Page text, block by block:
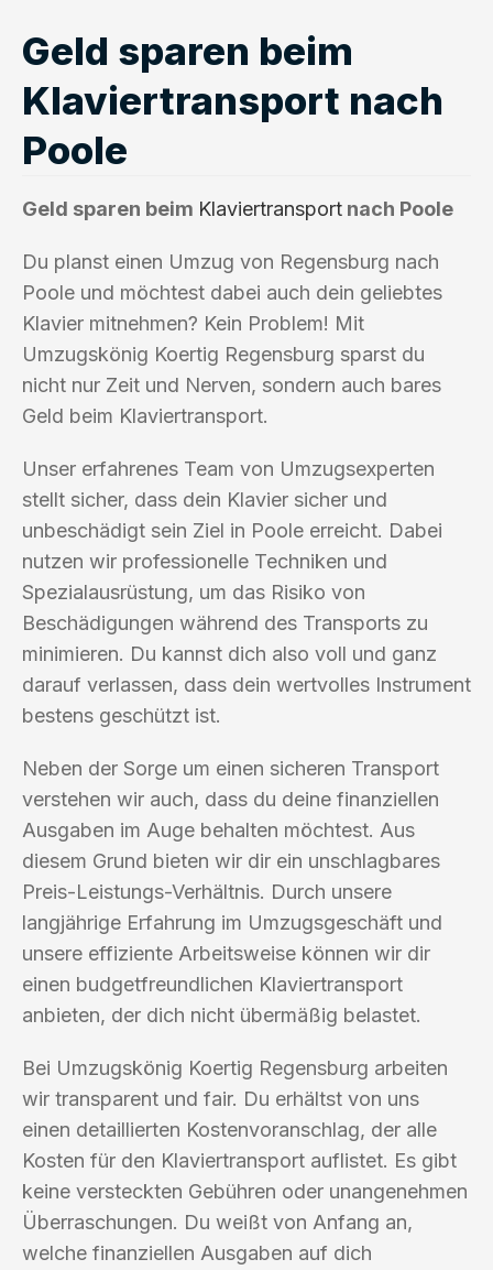
Geld sparen beim
Klaviertransport nach
Poole
Geld sparen beim Klaviertransport nach Poole
Du planst einen Umzug von Regensburg nach
Poole und möchtest dabei auch dein geliebtes
Klavier mitnehmen? Kein Problem! Mit
Umzugskönig Koertig Regensburg sparst du
nicht nur Zeit und Nerven, sondern auch bares
Geld beim Klaviertransport.
Unser erfahrenes Team von Umzugsexperten
stellt sicher, dass dein Klavier sicher und
unbeschädigt sein Ziel in Poole erreicht. Dabei
nutzen wir professionelle Techniken und
Spezialausrüstung, um das Risiko von
Beschädigungen während des Transports zu
minimieren. Du kannst dich also voll und ganz
darauf verlassen, dass dein wertvolles Instrument
bestens geschützt ist.
Neben der Sorge um einen sicheren Transport
verstehen wir auch, dass du deine finanziellen
Ausgaben im Auge behalten möchtest. Aus
diesem Grund bieten wir dir ein unschlagbares
Preis-Leistungs-Verhältnis. Durch unsere
langjährige Erfahrung im Umzugsgeschäft und
unsere effiziente Arbeitsweise können wir dir
einen budgetfreundlichen Klaviertransport
anbieten, der dich nicht übermäßig belastet.
Bei Umzugskönig Koertig Regensburg arbeiten
wir transparent und fair. Du erhältst von uns
einen detaillierten Kostenvoranschlag, der alle
Kosten für den Klaviertransport auflistet. Es gibt
keine versteckten Gebühren oder unangenehmen
Überraschungen. Du weißt von Anfang an,
welche finanziellen Ausgaben auf dich